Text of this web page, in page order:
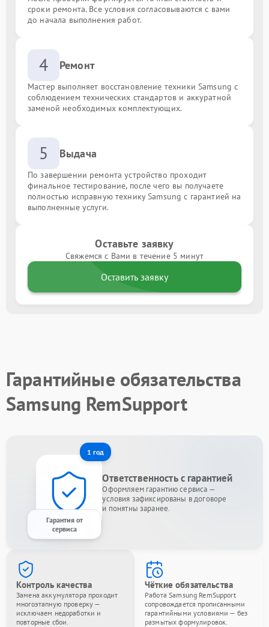
сроки ремонта. Все условия согласовываются с вами
до начала выполнения работ.
4 Ремонт
Мастер выполняет восстановление техники Samsung с
соблюдением технических стандартов и аккуратной
заменой необходимых комплектующих.
5 Выдача
По завершении ремонта устройство проходит
финальное тестирование, после чего вы получаете
полностью исправную технику Samsung с гарантией на
выполненные услуги.
Оставьте заявку
Свяжемся с Вами в течение 5 минут
Оставить заявку
Гарантийные обязательства
Samsung RemSupport
1 год
Гарантия от
сервиса
Ответственность с гарантией
Оформляем гарантию сервиса —
условия зафиксированы в договоре
и понятны заранее.
Контроль качества
Замена аккумулятора проходит
многоэтапную проверку —
исключаем недоработки и
повторные сбои.
Чёткие обязательства
Работа Samsung RemSupport
сопровождается прописанными
гарантийными условиями — без
размытых формулировок.